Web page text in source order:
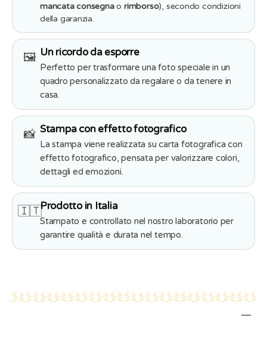
mancata consegnaorimborso), secondo condizioni
della garanzia.
🖼️ Un ricordo da esporre
Perfetto per trasformare una foto speciale in un
quadro personalizzato da regalare o da tenere in
casa.
📸 Stampa con effetto fotografico
La stampa viene realizzata su carta fotografica con
effetto fotografico, pensata per valorizzare colori,
dettagli ed emozioni.
🇮🇹Prodotto in Italia
Stampato e controllato nel nostro laboratorio per
garantire qualità e durata nel tempo.